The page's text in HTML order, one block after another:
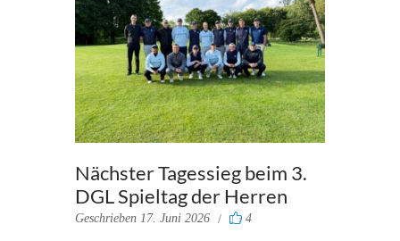
Nächster Tagessieg beim 3.
DGL Spieltag der Herren
Geschrieben 17. Juni 2026 4